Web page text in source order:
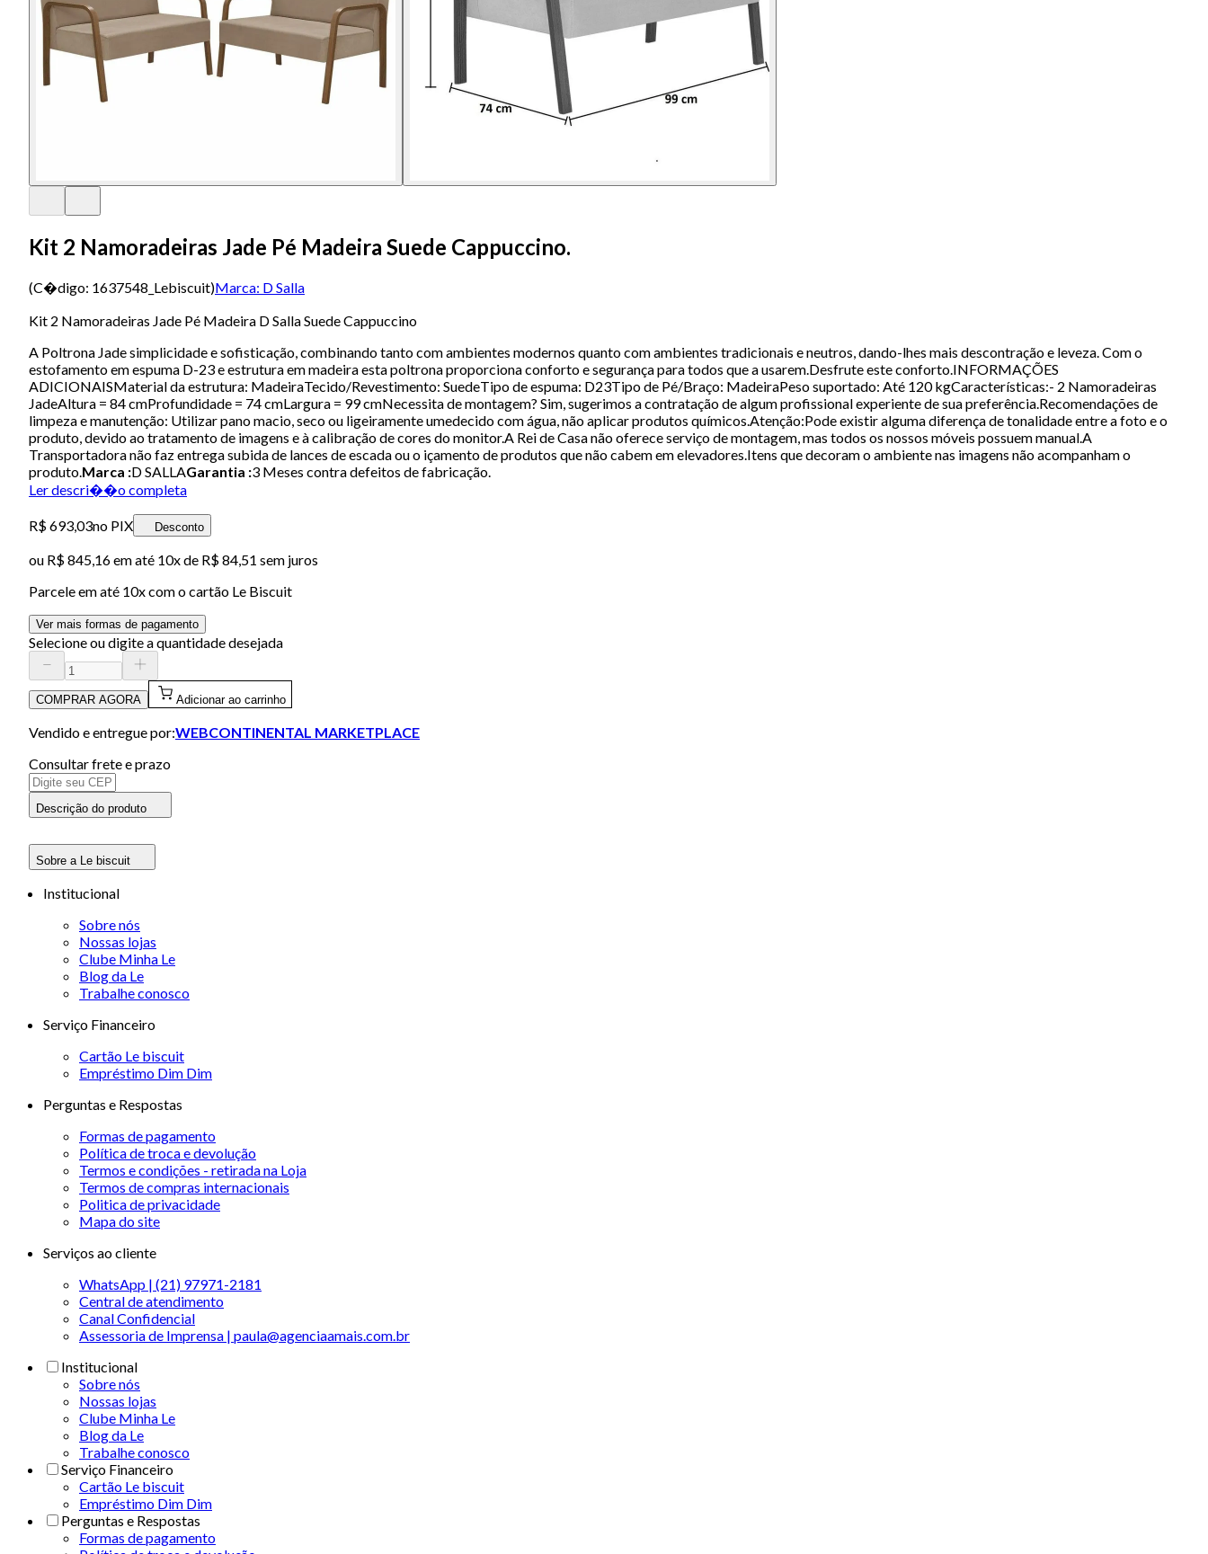
Kit 2 Namoradeiras Jade Pé Madeira Suede Cappuccino.
(C�digo: 1637548_Lebiscuit)Marca: D Salla
Kit 2 Namoradeiras Jade Pé Madeira D Salla Suede Cappuccino
A Poltrona Jade simplicidade e sofisticação, combinando tanto com ambientes modernos quanto com ambientes tradicionais e neutros, dando-lhes mais descontração e leveza. Com o
estofamento em espuma D-23 e estrutura em madeira esta poltrona proporciona conforto e segurança para todos que a usarem.Desfrute este conforto.INFORMAÇÕES
ADICIONAISMaterial da estrutura: MadeiraTecido/Revestimento: SuedeTipo de espuma: D23Tipo de Pé/Braço: MadeiraPeso suportado: Até 120 kgCaracterísticas:- 2 Namoradeiras
JadeAltura = 84 cmProfundidade = 74 cmLargura = 99 cmNecessita de montagem? Sim, sugerimos a contratação de algum profissional experiente de sua preferência.Recomendações de
limpeza e manutenção: Utilizar pano macio, seco ou ligeiramente umedecido com água, não aplicar produtos químicos.Atenção:Pode existir alguma diferença de tonalidade entre a foto e o
produto, devido ao tratamento de imagens e à calibração de cores do monitor.A Rei de Casa não oferece serviço de montagem, mas todos os nossos móveis possuem manual.A
Transportadora não faz entrega subida de lances de escada ou o içamento de produtos que não cabem em elevadores.Itens que decoram o ambiente nas imagens não acompanham o
produto.Marca :D SALLAGarantia :3 Meses contra defeitos de fabricação.
Ler descri��o completa
R$ 693,03no PIX Desconto
ou R$ 845,16em até 10x de R$ 84,51 sem juros
Parcele em até 10x com o cartão Le Biscuit
Ver mais formas de pagamento
Selecione ou digite a quantidade desejada
COMPRAR AGORA Adicionar ao carrinho
Vendido e entregue por:WEBCONTINENTAL MARKETPLACE
Consultar frete e prazo
Descrição do produto
Sobre a Le biscuit
Institucional
Sobre nós
Nossas lojas
Clube Minha Le
Blog da Le
Trabalhe conosco
Serviço Financeiro
Cartão Le biscuit
Empréstimo Dim Dim
Perguntas e Respostas
Formas de pagamento
Política de troca e devolução
Termos e condições - retirada na Loja
Termos de compras internacionais
Politica de privacidade
Mapa do site
Serviços ao cliente
WhatsApp | (21) 97971-2181
Central de atendimento
Canal Confidencial
Assessoria de Imprensa | paula@agenciaamais.com.br
Institucional
Sobre nós
Nossas lojas
Clube Minha Le
Blog da Le
Trabalhe conosco
Serviço Financeiro
Cartão Le biscuit
Empréstimo Dim Dim
Perguntas e Respostas
Formas de pagamento